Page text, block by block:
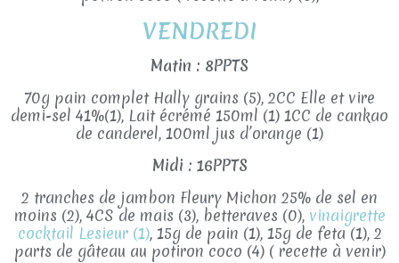
VENDREDI
Matin : 8PPTS
70g pain complet Hally grains (5), 2CC Elle et vire
demi-sel 41%(1), Lait écrémé 150ml (1) 1CC de cankao
de canderel, 100ml jus d’orange (1)
Midi : 16PPTS
2 tranches de jambon Fleury Michon 25% de sel en
moins (2), 4CS de mais (3), betteraves (0), vinaigrette
cocktail Lesieur (1), 15g de pain (1), 15g de feta (1), 2
parts de gâteau au potiron coco (4) ( recette à venir)